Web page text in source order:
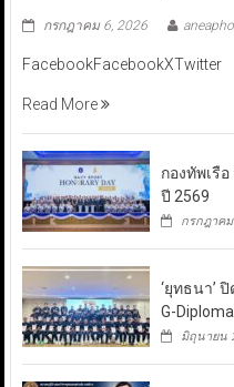
กรกฎาคม 6, 2026
FacebookFacebookXTwitter
Read More
กองทัพเรื
ปี 2569
กรกฎาคม
‘ยุทธนา’
G-Diploma
มิถุนายน